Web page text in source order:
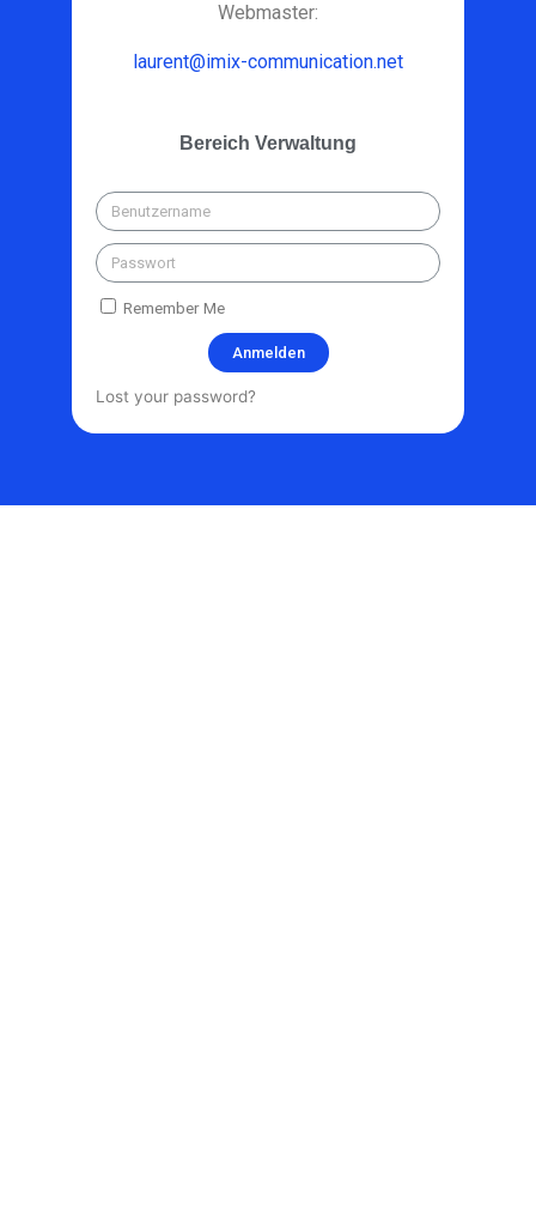
Webmaster:
laurent@imix-communication.net
Bereich Verwaltung
Remember Me
Anmelden
Lost your password?